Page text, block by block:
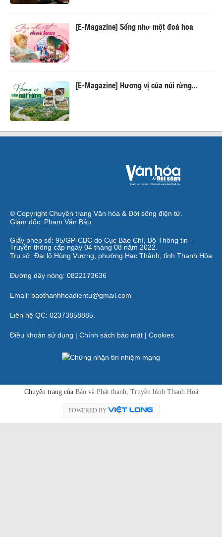
[E-Magazine] Sống như một đoá hoa
[E-Magazine] Hương vị của núi rừng...
© Copyright Chuyên trang Văn hóa & Đời sống điện tử.
Giám đốc: Phạm Văn Báu
Giấy phép số: 95/GP-CBC do Cục Báo Chí, Bộ Thông tin -
Truyền thông cấp ngày 04 tháng 08 năm 2022.
Trụ sở: Đại lộ Hùng Vương, phường Hạc Thành, tỉnh Thanh Hóa
Đường dây nóng: 0822173636
Email: baothanhhoadientu@gmail.com
Liên hệ QC: 02373858885.
Điều khoản sử dụng | Chính sách bảo mật | Cookies
Chuyên trang của Báo và Phát thanh, Truyền hình Thanh Hoá
POWERED BY